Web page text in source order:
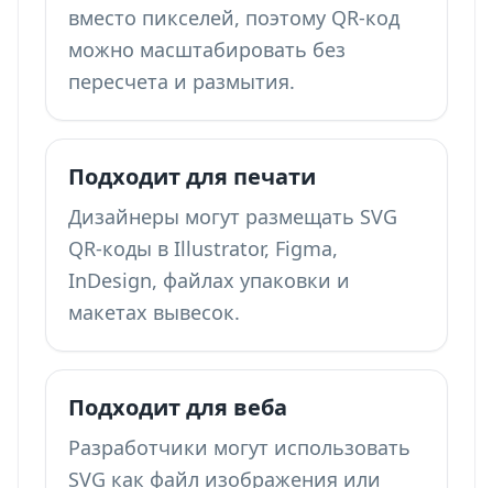
вместо пикселей, поэтому QR-код
можно масштабировать без
пересчета и размытия.
Подходит для печати
Дизайнеры могут размещать SVG
QR-коды в Illustrator, Figma,
InDesign, файлах упаковки и
макетах вывесок.
Подходит для веба
Разработчики могут использовать
SVG как файл изображения или